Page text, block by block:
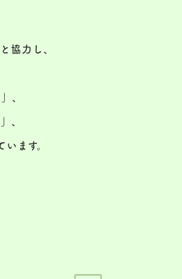
協力し、
、
、
ます。